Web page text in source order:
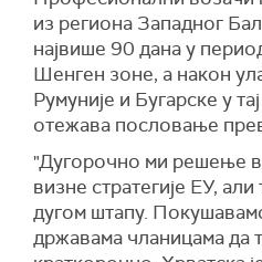
из региона Западног
највише 90 дана у
Шенген зоне, а након
Румуније и Бугарске у
отежава пословање
"Дугорочно ми решење
визне стратегије ЕУ,
дугом штапу.
државама чланицама да